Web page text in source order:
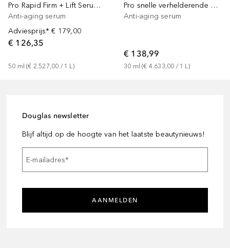
Pro Rapid Firm + Lift Serum Hexapeptides 8 + 9
Anti-aging serum
Adviesprijs* € 179,00
€ 126,35
50 ml (€ 2.527,00 / 1 L)
Pro snelle verhelderende behandeling
Anti-aging serum
€ 138,99
30 ml (€ 4.633,00 / 1 L)
Douglas newsletter
Blijf altijd op de hoogte van het laatste beautynieuws!
E-mailadres*
AANMELDEN